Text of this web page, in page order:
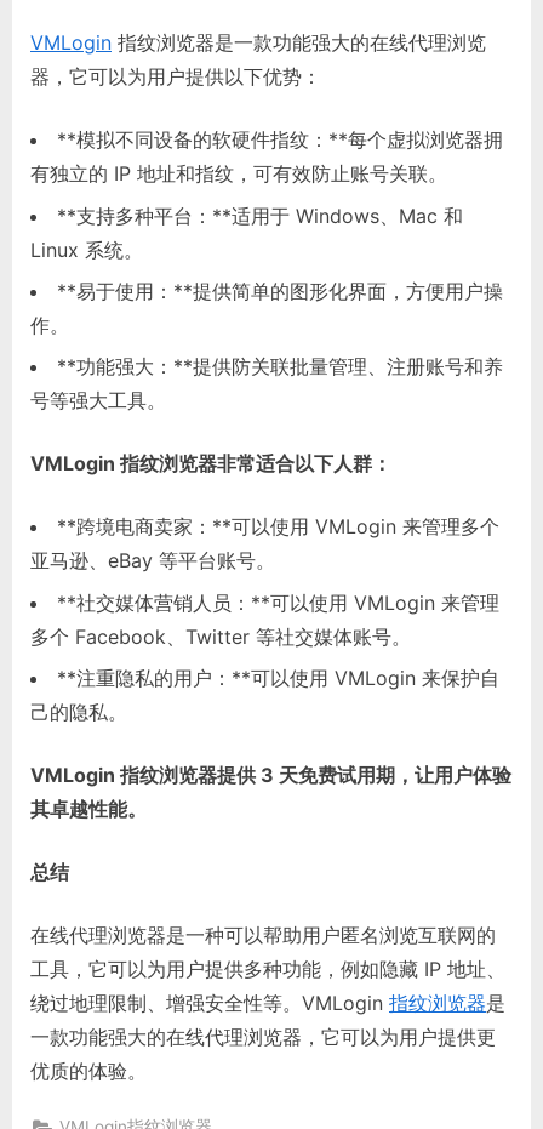
VMLogin 指纹浏览器是一款功能强大的在线代理浏览
器，它可以为用户提供以下优势：
**模拟不同设备的软硬件指纹：**每个虚拟浏览器拥
有独立的 IP 地址和指纹，可有效防止账号关联。
**支持多种平台：**适用于 Windows、Mac 和
Linux 系统。
**易于使用：**提供简单的图形化界面，方便用户操
作。
**功能强大：**提供防关联批量管理、注册账号和养
号等强大工具。
VMLogin 指纹浏览器非常适合以下人群：
**跨境电商卖家：**可以使用 VMLogin 来管理多个
亚马逊、eBay 等平台账号。
**社交媒体营销人员：**可以使用 VMLogin 来管理
多个 Facebook、Twitter 等社交媒体账号。
**注重隐私的用户：**可以使用 VMLogin 来保护自
己的隐私。
VMLogin 指纹浏览器提供 3 天免费试用期，让用户体验
其卓越性能。
总结
在线代理浏览器是一种可以帮助用户匿名浏览互联网的
工具，它可以为用户提供多种功能，例如隐藏 IP 地址、
绕过地理限制、增强安全性等。VMLogin 指纹浏览器是
一款功能强大的在线代理浏览器，它可以为用户提供更
优质的体验。